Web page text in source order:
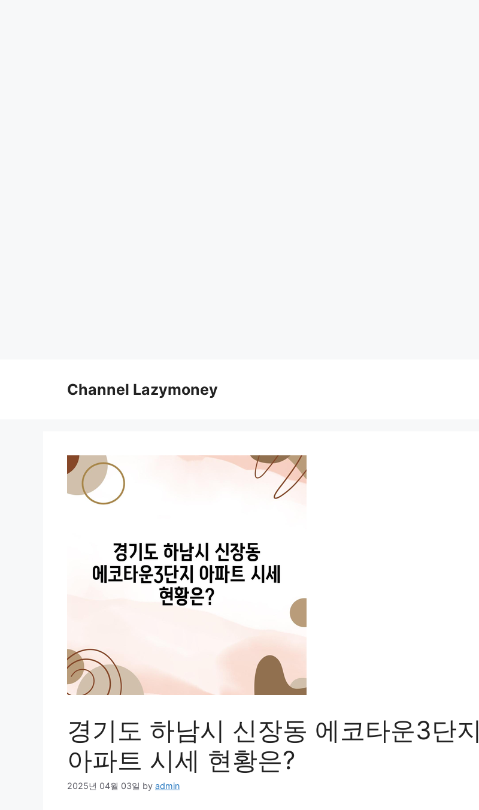
Channel Lazymoney
경기도 하남시 신장동 에코타운3단지
아파트 시세 현황은?
2025년 04월 03일 by admin